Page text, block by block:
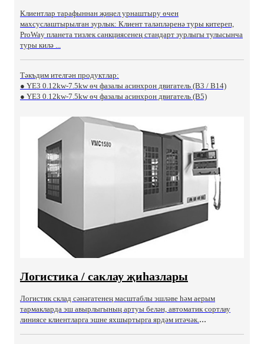
Клиентлар тарафыннан җиңел урнаштыру өчен
махсуслаштырылган зурлык: Клиент таләпләренә туры китереп,
ProWay планета тизлек санкциясенең стандарт зурлыгы тулысынча
туры килә ...
Тәкъдим ителгән продуктлар:
● YE3 0.12kw-7.5kw өч фазалы асинхрон двигатель (B3 / B14)
● YE3 0.12kw-7.5kw өч фазалы асинхрон двигатель (B5)
Логистика / саклау җиһазлары
Логистик склад сәнәгатенең масштаблы эшләве һәм аерым
тармакларда эш авырлыгының артуы белән, автоматик сортлау
линиясе клиентларга эшне яхшыртырга ярдәм итәчәк....